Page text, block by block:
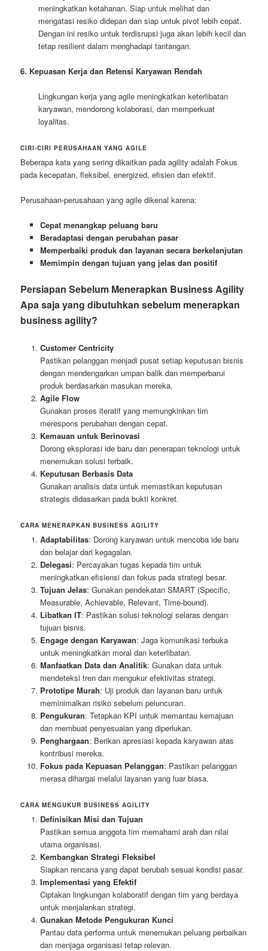
meningkatkan ketahanan. Siap untuk melihat dan
mengatasi resiko didepan dan siap untuk pivot lebih cepat.
Dengan ini resiko untuk terdisrupsi juga akan lebih kecil dan
tetap resilient dalam menghadapi tantangan.
6. Kepuasan Kerja dan Retensi Karyawan Rendah
Lingkungan kerja yang agile meningkatkan keterlibatan
karyawan, mendorong kolaborasi, dan memperkuat
loyalitas.
CIRI-CIRI PERUSAHAAN YANG AGILE
Beberapa kata yang sering dikaitkan pada agility adalah Fokus
pada kecepatan, fleksibel, energized, efisien dan efektif.
Perusahaan-perusahaan yang agile dikenal karena:
Cepat menangkap peluang baru
Beradaptasi dengan perubahan pasar
Memperbaiki produk dan layanan secara berkelanjutan
Memimpin dengan tujuan yang jelas dan positif
Persiapan Sebelum Menerapkan Business Agility
Apa saja yang dibutuhkan sebelum menerapkan
business agility?
Customer Centricity
Pastikan pelanggan menjadi pusat setiap keputusan bisnis
dengan mendengarkan umpan balik dan memperbarui
produk berdasarkan masukan mereka.
Agile Flow
Gunakan proses iteratif yang memungkinkan tim
merespons perubahan dengan cepat.
Kemauan untuk Berinovasi
Dorong eksplorasi ide baru dan penerapan teknologi untuk
menemukan solusi terbaik.
Keputusan Berbasis Data
Gunakan analisis data untuk memastikan keputusan
strategis didasarkan pada bukti konkret.
CARA MENERAPKAN BUSINESS AGILITY
Adaptabilitas: Dorong karyawan untuk mencoba ide baru
dan belajar dari kegagalan.
Delegasi: Percayakan tugas kepada tim untuk
meningkatkan efisiensi dan fokus pada strategi besar.
Tujuan Jelas: Gunakan pendekatan SMART (Specific,
Measurable, Achievable, Relevant, Time-bound).
Libatkan IT: Pastikan solusi teknologi selaras dengan
tujuan bisnis.
Engage dengan Karyawan: Jaga komunikasi terbuka
untuk meningkatkan moral dan keterlibatan.
Manfaatkan Data dan Analitik: Gunakan data untuk
mendeteksi tren dan mengukur efektivitas strategi.
Prototipe Murah: Uji produk dan layanan baru untuk
meminimalkan risiko sebelum peluncuran.
Pengukuran: Tetapkan KPI untuk memantau kemajuan
dan membuat penyesuaian yang diperlukan.
Penghargaan: Berikan apresiasi kepada karyawan atas
kontribusi mereka.
Fokus pada Kepuasan Pelanggan: Pastikan pelanggan
merasa dihargai melalui layanan yang luar biasa.
CARA MENGUKUR BUSINESS AGILITY
Definisikan Misi dan Tujuan
Pastikan semua anggota tim memahami arah dan nilai
utama organisasi.
Kembangkan Strategi Fleksibel
Siapkan rencana yang dapat berubah sesuai kondisi pasar.
Implementasi yang Efektif
Ciptakan lingkungan kolaboratif dengan tim yang berdaya
untuk menjalankan strategi.
Gunakan Metode Pengukuran Kunci
Pantau data performa untuk menemukan peluang perbaikan
dan menjaga organisasi tetap relevan.